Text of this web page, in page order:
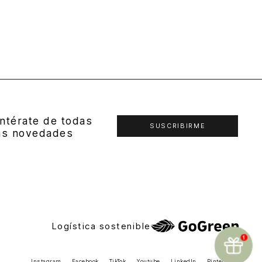
de todas
novedades
SUSCRIBIRME
Logística sostenible